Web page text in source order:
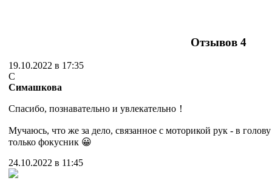
Отзывов 4
19.10.2022 в 17:35
С
Симашкова
Спасибо, познавательно и увлекательно！
Мучаюсь, что же за дело, связанное с моторикой рук - в
только фокусник 😀
24.10.2022 в 11:45